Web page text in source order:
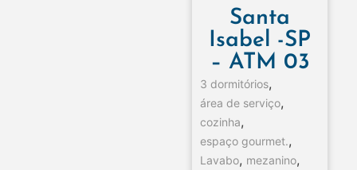
Santa
Isabel -SP
– ATM 03
3 dormitórios,
área de serviço,
cozinha,
espaço gourmet.,
Lavabo, mezanino,